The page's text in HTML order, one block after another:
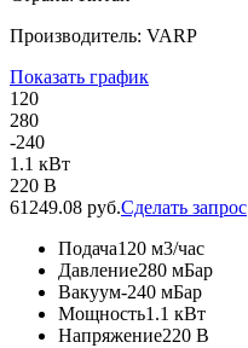
Производитель: VARP
Показать график
120
280
-240
1.1 кВт
220 В
61249.08 руб.Сделать запрос
Подача120 м3/час
Давление280 мБар
Вакуум-240 мБар
Мощность1.1 кВт
Напряжение220 В